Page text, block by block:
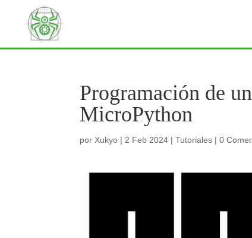
Programación de
MicroPython
por Xukyo | 2 Feb 2024 |Tutoriales |0